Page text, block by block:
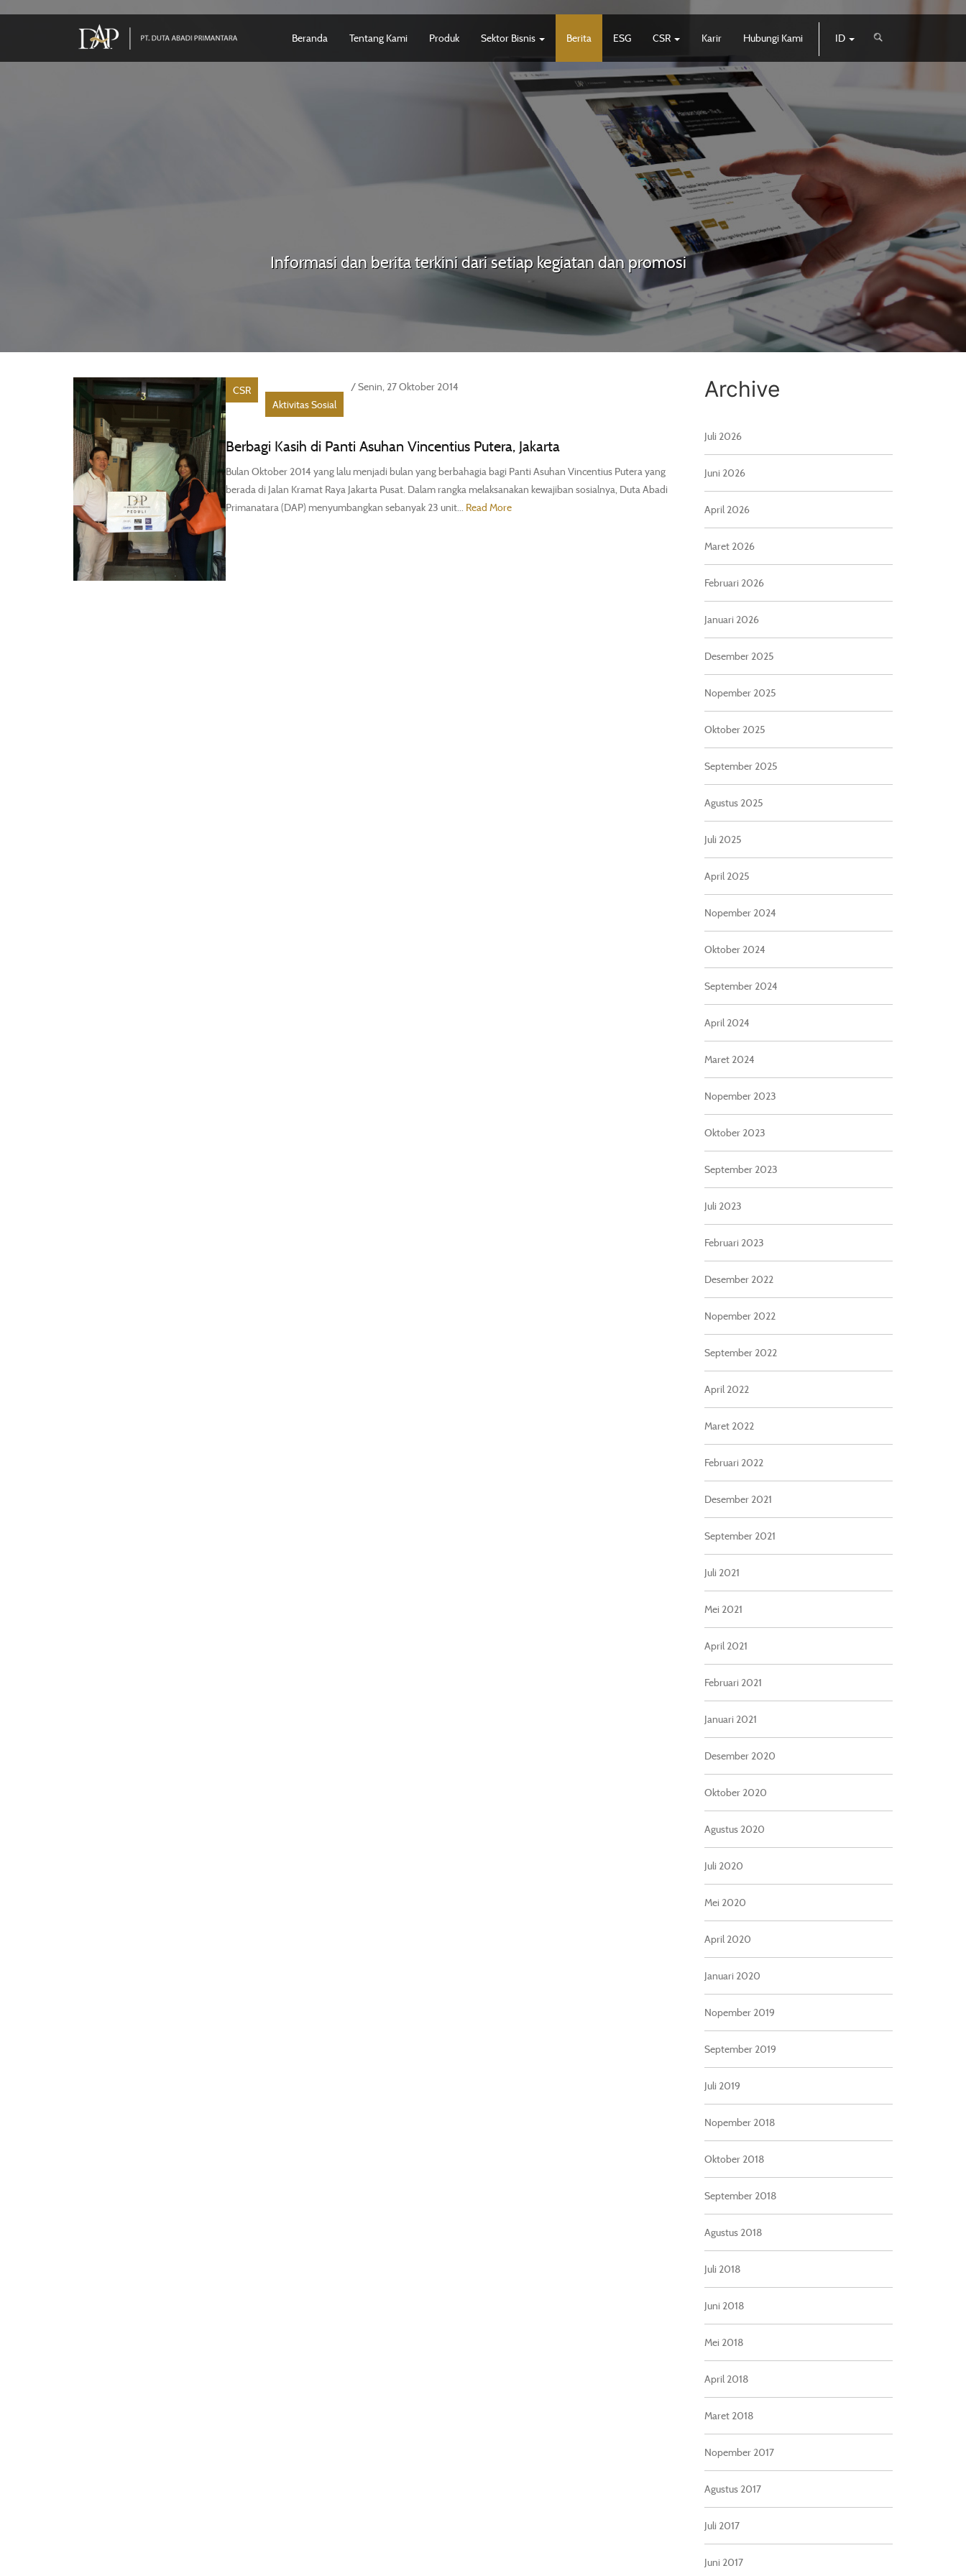
Beranda Tentang Kami Produk Sektor Bisnis Berita ESG CSR Karir Hubungi Kami ID
Informasi dan berita terkini dari setiap kegiatan dan promosi
CSR
Aktivitas Sosial
/ Senin, 27 Oktober 2014
Berbagi Kasih di Panti Asuhan Vincentius Putera, Jakarta
Bulan Oktober 2014 yang lalu menjadi bulan yang berbahagia bagi Panti Asuhan Vincentius Putera yang
berada di Jalan Kramat Raya Jakarta Pusat. Dalam rangka melaksanakan kewajiban sosialnya, Duta Abadi
Primanatara (DAP) menyumbangkan sebanyak 23 unit... Read More
Archive
Juli 2026
Juni 2026
April 2026
Maret 2026
Februari 2026
Januari 2026
Desember 2025
Nopember 2025
Oktober 2025
September 2025
Agustus 2025
Juli 2025
April 2025
Nopember 2024
Oktober 2024
September 2024
April 2024
Maret 2024
Nopember 2023
Oktober 2023
September 2023
Juli 2023
Februari 2023
Desember 2022
Nopember 2022
September 2022
April 2022
Maret 2022
Februari 2022
Desember 2021
September 2021
Juli 2021
Mei 2021
April 2021
Februari 2021
Januari 2021
Desember 2020
Oktober 2020
Agustus 2020
Juli 2020
Mei 2020
April 2020
Januari 2020
Nopember 2019
September 2019
Juli 2019
Nopember 2018
Oktober 2018
September 2018
Agustus 2018
Juli 2018
Juni 2018
Mei 2018
April 2018
Maret 2018
Nopember 2017
Agustus 2017
Juli 2017
Juni 2017